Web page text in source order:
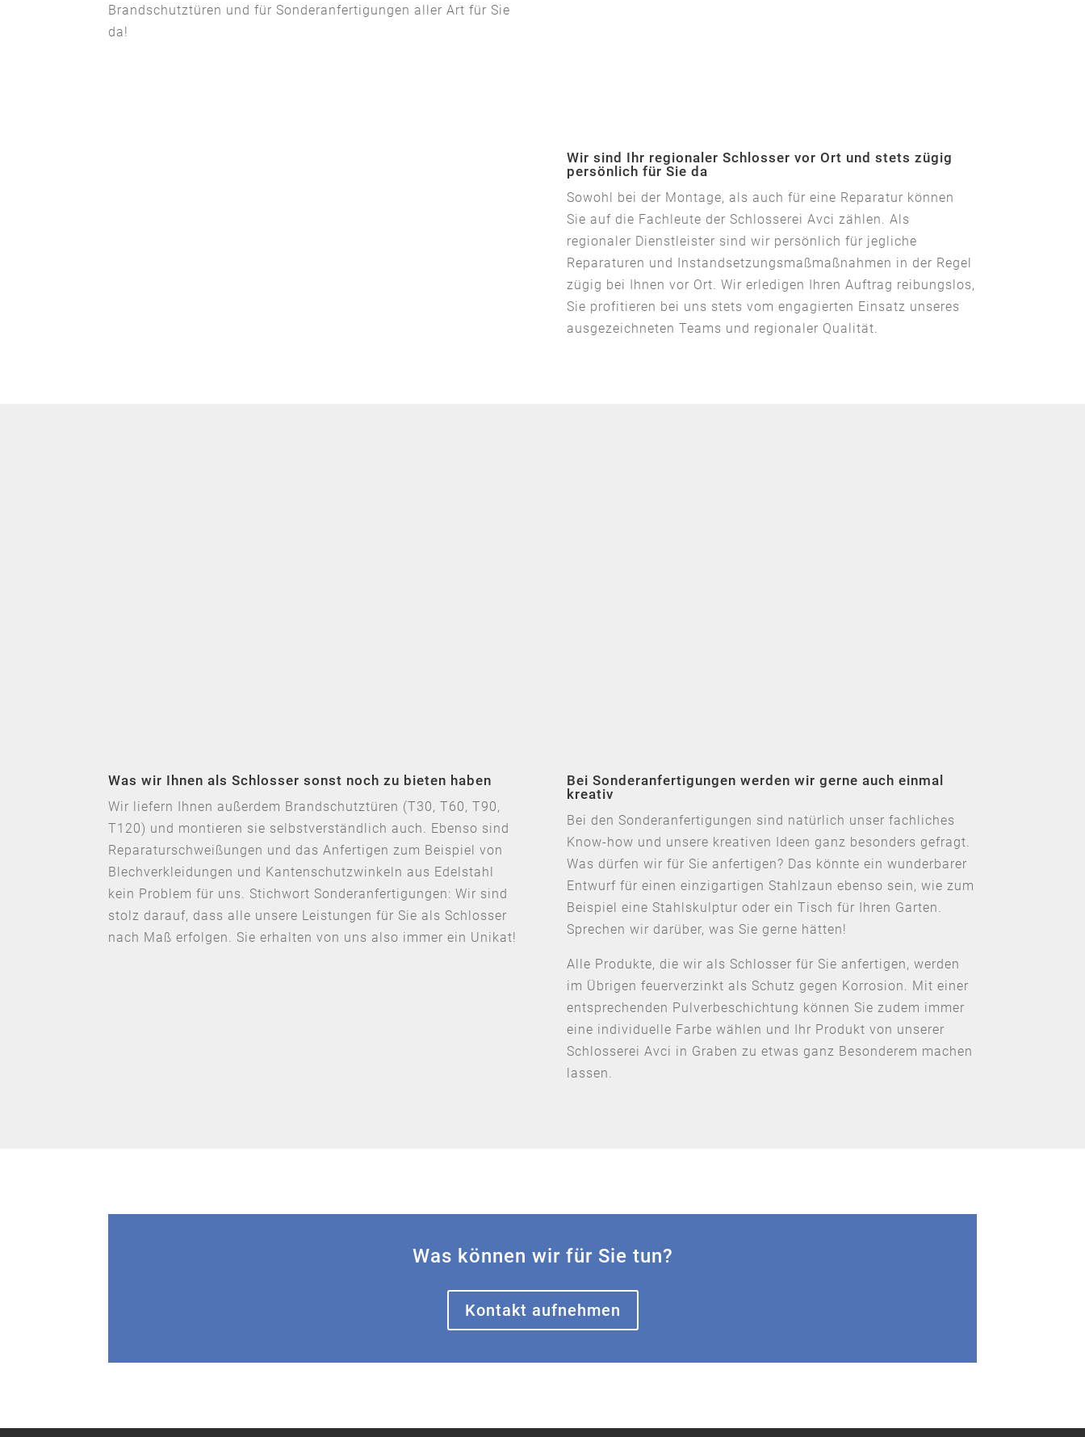
Brandschutztüren und für Sonderanfertigungen aller Art für Sie
da!
Wir sind Ihr regionaler Schlosser vor Ort und stets zügig
persönlich für Sie da
Sowohl bei der Montage, als auch für eine Reparatur können
Sie auf die Fachleute der Schlosserei Avci zählen. Als
regionaler Dienstleister sind wir persönlich für jegliche
Reparaturen und Instandsetzungsmaßmaßnahmen in der Regel
zügig bei Ihnen vor Ort. Wir erledigen Ihren Auftrag reibungslos,
Sie profitieren bei uns stets vom engagierten Einsatz unseres
ausgezeichneten Teams und regionaler Qualität.
Was wir Ihnen als Schlosser sonst noch zu bieten haben
Wir liefern Ihnen außerdem Brandschutztüren (T30, T60, T90,
T120) und montieren sie selbstverständlich auch. Ebenso sind
Reparaturschweißungen und das Anfertigen zum Beispiel von
Blechverkleidungen und Kantenschutzwinkeln aus Edelstahl
kein Problem für uns. Stichwort Sonderanfertigungen: Wir sind
stolz darauf, dass alle unsere Leistungen für Sie als Schlosser
nach Maß erfolgen. Sie erhalten von uns also immer ein Unikat!
Bei Sonderanfertigungen werden wir gerne auch einmal
kreativ
Bei den Sonderanfertigungen sind natürlich unser fachliches
Know-how und unsere kreativen Ideen ganz besonders gefragt.
Was dürfen wir für Sie anfertigen? Das könnte ein wunderbarer
Entwurf für einen einzigartigen Stahlzaun ebenso sein, wie zum
Beispiel eine Stahlskulptur oder ein Tisch für Ihren Garten.
Sprechen wir darüber, was Sie gerne hätten!
Alle Produkte, die wir als Schlosser für Sie anfertigen, werden
im Übrigen feuerverzinkt als Schutz gegen Korrosion. Mit einer
entsprechenden Pulverbeschichtung können Sie zudem immer
eine individuelle Farbe wählen und Ihr Produkt von unserer
Schlosserei Avci in Graben zu etwas ganz Besonderem machen
lassen.
Was können wir für Sie tun?
Kontakt aufnehmen